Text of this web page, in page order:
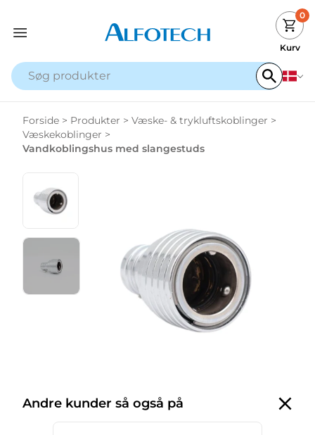
0
Kurv
Forside > Produkter > Væske- & trykluftskoblinger >
Væskekoblinger >
Vandkoblingshus med slangestuds
Andre kunder så også på